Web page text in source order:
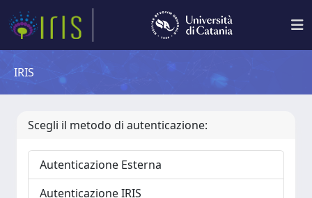
IRIS
Scegli il metodo di autenticazione:
Autenticazione Esterna
Autenticazione IRIS